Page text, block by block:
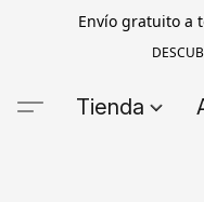
Envío gratuito a
Tienda